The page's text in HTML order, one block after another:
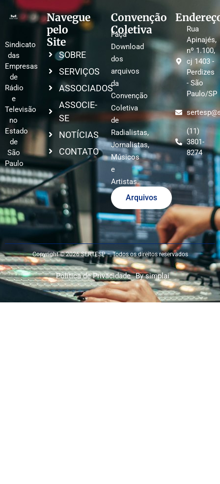
Sindicato
das
Empresas
de
Rádio
e
Televisão
no
Estado
de
São
Paulo
Navegue
pelo
Site
SOBRE
SERVIÇOS
ASSOCIADOS
ASSOCIE-
SE
NOTÍCIAS
CONTATO
Convenção
Coletiva
Faça
Download
dos
arquivos
da
Convenção
Coletiva
de
Radialistas,
Jornalistas,
Músicos
e
Artistas.
Arquivos
Rua
Apinajés,
nº 1.100,
cj 1403 -
Perdizes
- São
Paulo/SP
(11)
3801-
8274
Copyright © 2026 SERTESP – Todos os direitos reservados
Política de Privacidade By simplai